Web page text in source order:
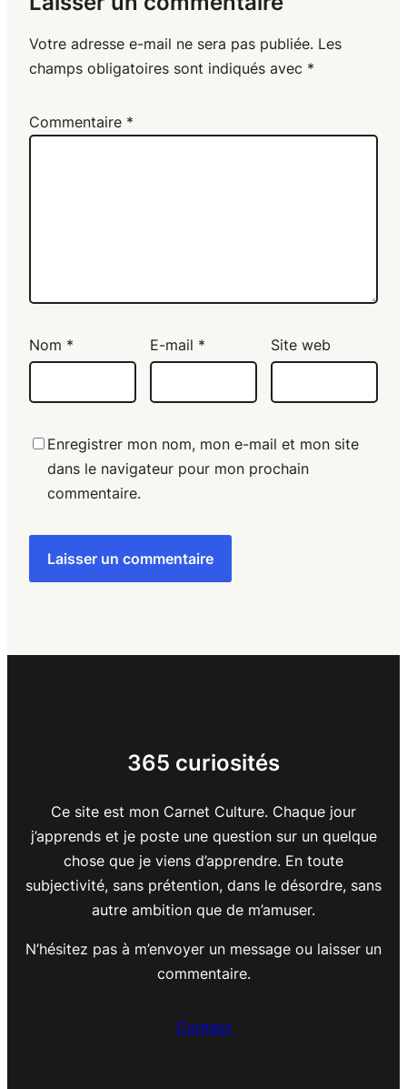
Votre adresse e-mail ne sera pas publiée. Les
champs obligatoires sont indiqués avec *
Commentaire *
Nom * E-mail * Site web
Enregistrer mon nom, mon e-mail et mon site
dans le navigateur pour mon prochain
commentaire.
365 curiosités
Ce site est mon Carnet Culture. Chaque jour
j’apprends et je poste une question sur un quelque
chose que je viens d’apprendre. En toute
subjectivité, sans prétention, dans le désordre, sans
autre ambition que de m’amuser.
N’hésitez pas à m’envoyer un message ou laisser un
commentaire.
Contact